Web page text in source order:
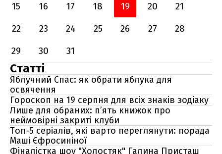
15
16 17 18 19 20
21
22
23 24 25 26 27
28
29
30 31
Статті
Яблучний Спас: як обрати яблука для
освячення
Гороскоп на 19 серпня для всіх знаків зодіаку
Лише для обраних: п’ять книжок про
неймовірні закриті клуби
Топ-5 серіалів, які варто переглянути: порада
Маші Єфросиніної
Фіналістка шоу "Холостяк" Галина Присташ